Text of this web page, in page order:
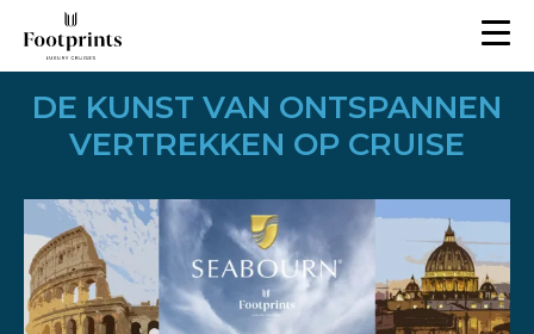
DE KUNST VAN ONTSPANNEN
VERTREKKEN OP CRUISE